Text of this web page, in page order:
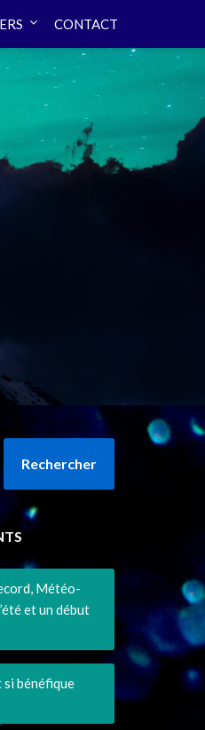
CONTACT
Rechercher
Météo-
et un début
bénéfique